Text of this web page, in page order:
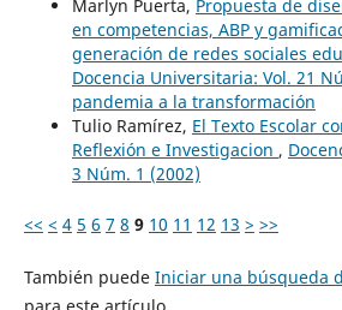
Marlyn Puerta, Propuesta de
en competencias, ABP y
generación de redes sociales
Docencia Universitaria: Vol. 21
pandemia a la transformación
Tulio Ramírez, El Texto Escolar
Reflexión e Investigacion ,
3 Núm. 1 (2002)
<< < 4 5 6 7 8 9 10 11 12 13 > >>
También puede Iniciar una búsqueda